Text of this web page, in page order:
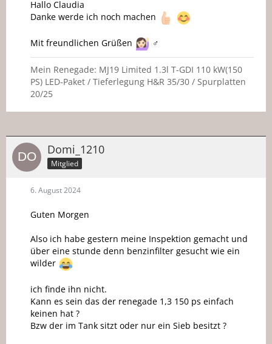
Hallo Claudia
Danke werde ich noch machen
Mit freundlichen Grüßen ‍♂️
Mein Renegade: MJ19 Limited 1.3l T-GDI 110 kW(150
PS) LED-Paket / Tieferlegung H&R 35/30 / Spurplatten
20/25
Domi_1210
Mitglied
6. August 2024
Guten Morgen
Also ich habe gestern meine Inspektion gemacht und
über eine stunde denn benzinfilter gesucht wie ein
wilder
ich finde ihn nicht.
Kann es sein das der renegade 1,3 150 ps einfach
keinen hat ?
Bzw der im Tank sitzt oder nur ein Sieb besitzt ?